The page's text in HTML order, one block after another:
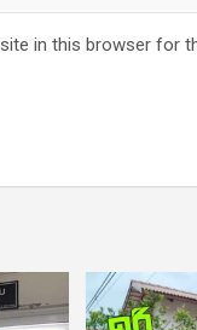
in this browser for